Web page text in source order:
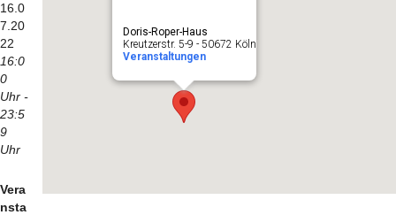
Doris-Roper-Haus
Kreutzerstr. 5-9 - 50672 Köln
Veranstaltungen
16.0
7.20
22
16:0
0
Uhr -
23:5
9
Uhr
Vera
nsta